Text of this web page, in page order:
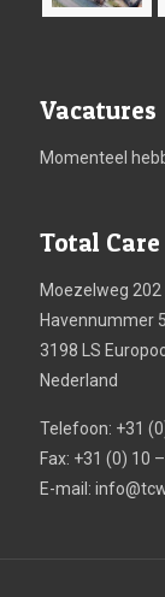
Vacatures
Momenteel
Total
Moezelweg 202
Havennummer
3198 LS
Nederland
Telefoon: +31
Fax: +31 (0) 10
E-mail: